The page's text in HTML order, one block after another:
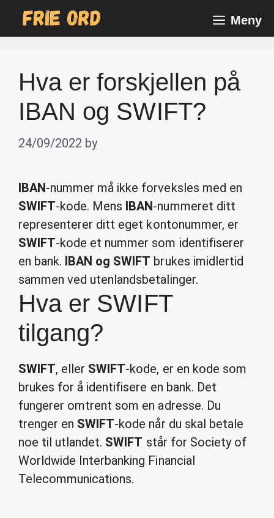
Meny
Hva er forskjellen på
IBAN og SWIFT?
24/09/2022 by
IBAN-nummer må ikke forveksles med en
SWIFT-kode. Mens IBAN-nummeret ditt
representerer ditt eget kontonummer, er
SWIFT-kode et nummer som identifiserer
en bank. IBAN og SWIFT brukes imidlertid
sammen ved utenlandsbetalinger.
Hva er SWIFT
tilgang?
SWIFT, eller SWIFT-kode, er en kode som
brukes for å identifisere en bank. Det
fungerer omtrent som en adresse. Du
trenger en SWIFT-kode når du skal betale
noe til utlandet. SWIFT står for Society of
Worldwide Interbanking Financial
Telecommunications.